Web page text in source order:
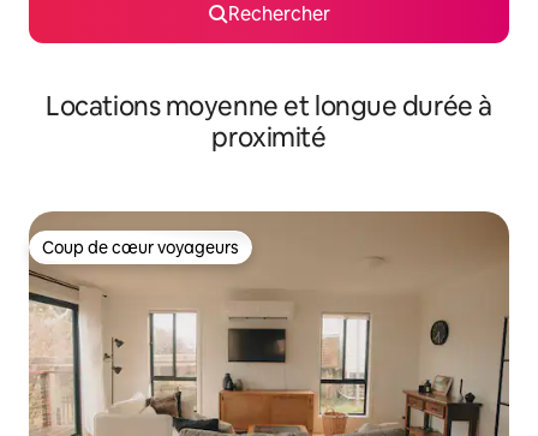
Rechercher
Locations moyenne et longue durée à
proximité
Coup de cœur voyageurs
Coup de cœur voyageurs